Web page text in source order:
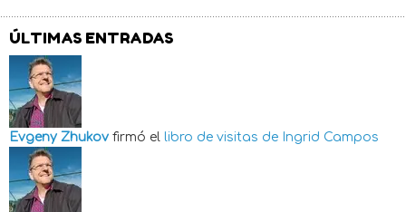
ÚLTIMAS ENTRADAS
Evgeny Zhukov firmó el libro de visitas de Ingrid Campos